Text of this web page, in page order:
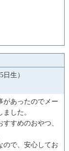
生）
があったのでメー
した。
すめのおやつ、
ので、安心してお